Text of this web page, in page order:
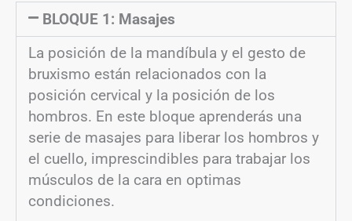
BLOQUE 1: Masajes
La posición de la mandíbula y el gesto de
bruxismo están relacionados con la
posición cervical y la posición de los
hombros. En este bloque aprenderás una
serie de masajes para liberar los hombros y
el cuello, imprescindibles para trabajar los
músculos de la cara en optimas
condiciones.